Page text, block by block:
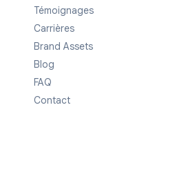
Témoignages
Carrières
Brand Assets
Blog
FAQ
Contact